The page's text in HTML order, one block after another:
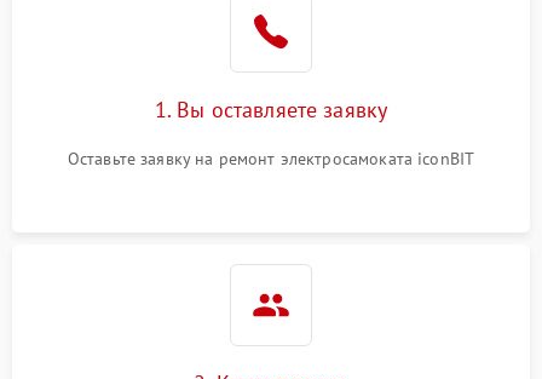
1. Вы оставляете заявку
Оставьте заявку на ремонт электросамоката iconBIT